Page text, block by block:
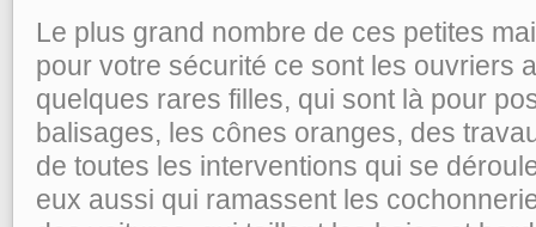
Le plus grand nombre de ces petites
pour votre sécurité ce sont les ouvriers
quelques rares filles, qui sont là pour
balisages, les cônes oranges, des
de toutes les interventions qui se
eux aussi qui ramassent les